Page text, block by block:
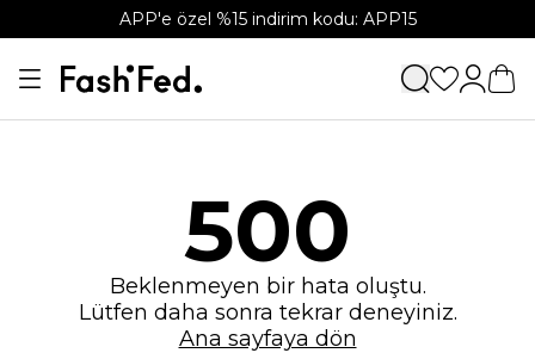
APP'e özel %15 indirim kodu: APP15
500
Beklenmeyen bir hata oluştu.
Lütfen daha sonra tekrar deneyiniz.
Ana sayfaya dön